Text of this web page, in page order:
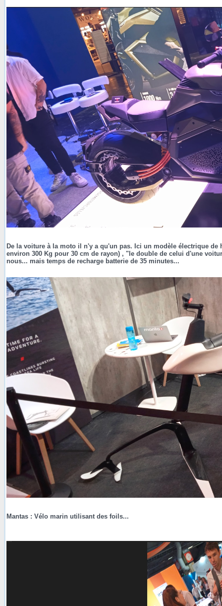
De la voiture à la moto il n'y a qu'un pas. Ici un modèle électrique de
environ 300 Kg pour 30 cm de rayon) , "le double de celui d'une
nous... mais temps de recharge batterie de 35 minutes...
Mantas : Vélo marin utilisant des foils...